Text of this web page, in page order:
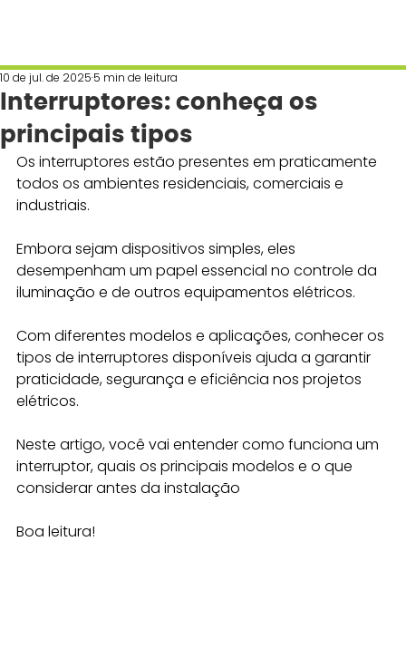
Interruptores: conheça os
principais tipos
10 de jul. de 2025 5 min de leitura
Os interruptores estão presentes em praticamente
todos os ambientes residenciais, comerciais e
industriais.
Embora sejam dispositivos simples, eles
desempenham um papel essencial no controle da
iluminação e de outros equipamentos elétricos.
Com diferentes modelos e aplicações, conhecer os
tipos de interruptores disponíveis ajuda a garantir
praticidade, segurança e eficiência nos projetos
elétricos.
Neste artigo, você vai entender como funciona um
interruptor, quais os principais modelos e o que
considerar antes da instalação
Boa leitura!